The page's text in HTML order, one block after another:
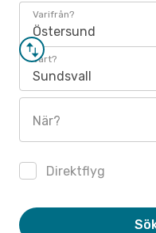
Varifrån?
Östersund
Vart?
Sundsvall
När?
Direktflyg